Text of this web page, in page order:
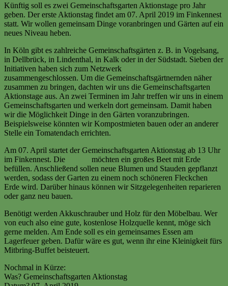
Künftig soll es zwei Gemeinschaftsgarten Aktionstage pro Jahr
geben. Der erste Aktionstag findet am 07. April 2019 im Finkennest
statt. Wir wollen gemeinsam Dinge voranbringen und Gärten auf ein
neues Niveau heben.
In Köln gibt es zahlreiche Gemeinschaftsgärten z. B. in Vogelsang,
in Dellbrück, in Lindenthal, in Kalk oder in der Südstadt. Sieben der
Initiativen haben sich zum Netzwerk
zusammengeschlossen. Um die Gemeinschaftsgärtnernden näher
zusammen zu bringen, dachten wir uns die Gemeinschaftsgarten
Aktionstage aus. An zwei Terminen im Jahr treffen wir uns in einem
Gemeinschaftsgarten und werkeln dort gemeinsam. Damit haben
wir die Möglichkeit Dinge in den Gärten voranzubringen.
Beispielsweise könnten wir Kompostmieten bauen oder an anderer
Stelle ein Tomatendach errichten.
Am 07. April startet der Gemeinschaftsgarten Aktionstag ab 13 Uhr
im Finkennest. Die
möchten ein großes Beet mit Erde
befüllen. Anschließend sollen neue Blumen und Stauden gepflanzt
werden, sodass der Garten zu einem noch schöneren Fleckchen
Erde wird. Darüber hinaus können wir Sitzgelegenheiten reparieren
oder ganz neu bauen.
Benötigt werden Akkuschrauber und Holz für den Möbelbau. Wer
von euch also eine gute, kostenlose Holzquelle kennt, möge sich
gerne melden. Am Ende soll es ein gemeinsames Essen am
Lagerfeuer geben. Dafür wäre es gut, wenn ihr eine Kleinigkeit fürs
Mitbring-Buffet beisteuert.
Nochmal in Kürze:
Was? Gemeinschaftsgarten Aktionstag